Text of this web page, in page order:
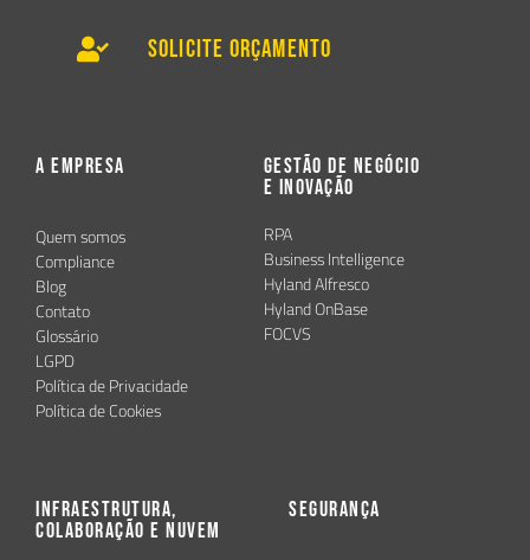
Solicite Orçamento
A Empresa
Quem somos
Compliance
Blog
Contato
Glossário
LGPD
Política de Privacidade
Política de Cookies
Gestão de Negócio
e Inovação
RPA
Business Intelligence
Hyland Alfresco
Hyland OnBase
FOCVS
Infraestrutura,
Colaboração e Nuvem
Segurança